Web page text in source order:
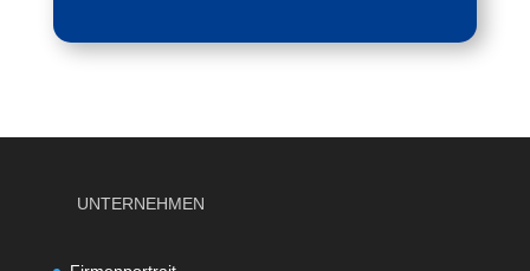
UNTERNEHMEN